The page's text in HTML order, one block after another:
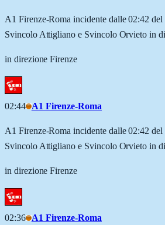
A1 Firenze-Roma incidente dalle 02:42 del
Svincolo Attigliano e Svincolo Orvieto in
in direzione Firenze
02:44 A1 Firenze-Roma
A1 Firenze-Roma incidente dalle 02:42 del
Svincolo Attigliano e Svincolo Orvieto in
in direzione Firenze
02:36 A1 Firenze-Roma